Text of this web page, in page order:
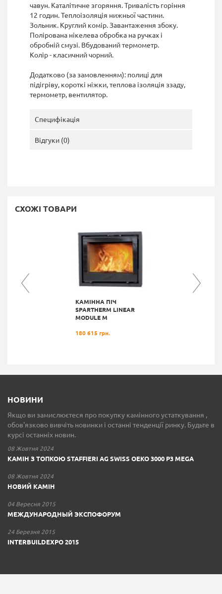
чавун. Каталітичне згоряння.Тривалість горіння
12 годин.Теплоізоляція нижньої частини.
Зольник. Круглий комір.Завантаження збоку.
Полірована нікелеваобробка на ручках і
обробнійсмузі. Вбудованийтермометр.
Колір- класичнийчорний.
Додатково (за замовленням): полиці для
підігріву, короткі ніжки,теплова ізоляція ззаду,
термометр, вентилятор.
Специфікація
Відгуки (0)
СХОЖІ ТОВАРИ
КАМІННА ПІЧ
SPARTHERM LINEAR
MODULE M
180 615 грн.
НОВИНИ
Якщо ви замислюєтеся про покупку камінного устаткування ,
обов'язково вивчіть новинки і останні тенденції ринку. Будьте в
курсі останніх новин.
08 Жовтня 2024
КАМІН З ТОПКОЮ STAFFIERI AG SWISS OEKO 3000 P3 MEGA
08 Жовтня 2024
НОВИЙ КАМІН
04 Вересня 2015
МЕЖДУНАРОДНЫЙ ЭКСПОФОРУМ
24 Березня 2015
INTERBUILDEXPO 2015